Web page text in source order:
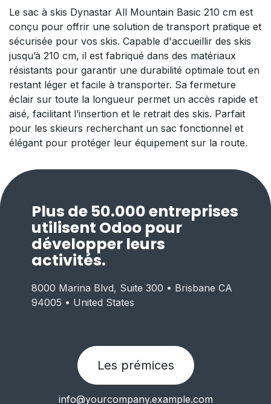
Le sac à skis Dynastar All Mountain Basic 210 cm est
conçu pour offrir une solution de transport pratique et
sécurisée pour vos skis. Capable d'accueillir des skis
jusqu’à 210 cm, il est fabriqué dans des matériaux
résistants pour garantir une durabilité optimale tout en
restant léger et facile à transporter. Sa fermeture
éclair sur toute la longueur permet un accès rapide et
aisé, facilitant l’insertion et le retrait des skis. Parfait
pour les skieurs recherchant un sac fonctionnel et
élégant pour protéger leur équipement sur la route.
Plus de 50.000 entreprises
utilisent Odoo pour
développer leurs
activités.
Les prémices
8000 Marina Blvd, Suite 300 • Brisbane CA
94005 • United States
info@yourcompany.example.com